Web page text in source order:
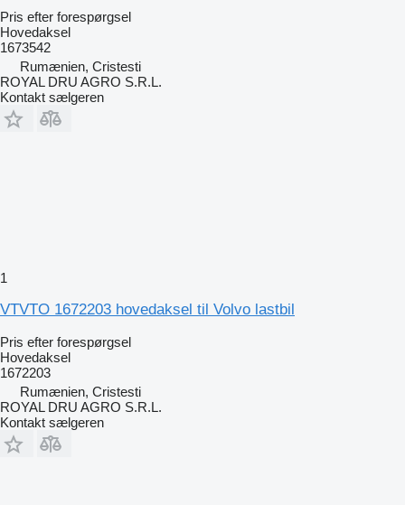
Pris efter forespørgsel
Hovedaksel
1673542
Rumænien, Cristesti
ROYAL DRU AGRO S.R.L.
Kontakt sælgeren
1
VTVTO 1672203 hovedaksel til Volvo lastbil
Pris efter forespørgsel
Hovedaksel
1672203
Rumænien, Cristesti
ROYAL DRU AGRO S.R.L.
Kontakt sælgeren